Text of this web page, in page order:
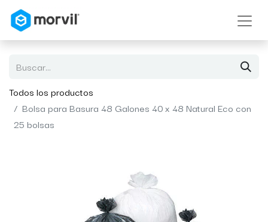
Todos los productos
Bolsa para Basura 48 Galones 40 x 48 Natural Eco con
25 bolsas